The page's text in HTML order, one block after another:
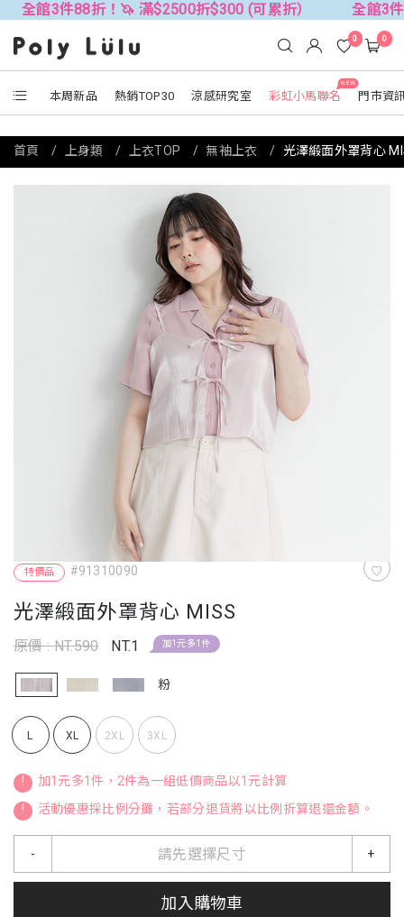
88折！🦄 滿$2500折$300 (可累折） 全館3件88折！
本周新品 熱銷TOP30 涼感研究室
NEW
彩虹小馬聯名 門市資
0 0
特價品 #91310090
光澤緞面外罩背心 MISS
原價 : NT.590 NT.1 加1元多1件
粉
L XL 2XL 3XL
!
加1元多1件，2件為一組低價商品以1元計算
!
活動優惠採比例分攤，若部分退貨將以比例折算退還金額。
請先選擇尺寸
- +
加入購物車
首頁 上身類 上衣TOP 無袖上衣 光澤緞面外罩背心